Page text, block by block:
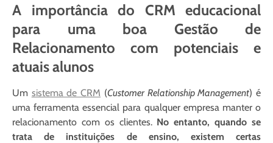
A importância do CRM educacional
para uma boa Gestão de
Relacionamento com potenciais e
atuais alunos
Um sistema de CRM (Customer Relationship Management) é
uma ferramenta essencial para qualquer empresa manter o
relacionamento com os clientes.No entanto, quando se
trata de instituições de ensino, existem certas